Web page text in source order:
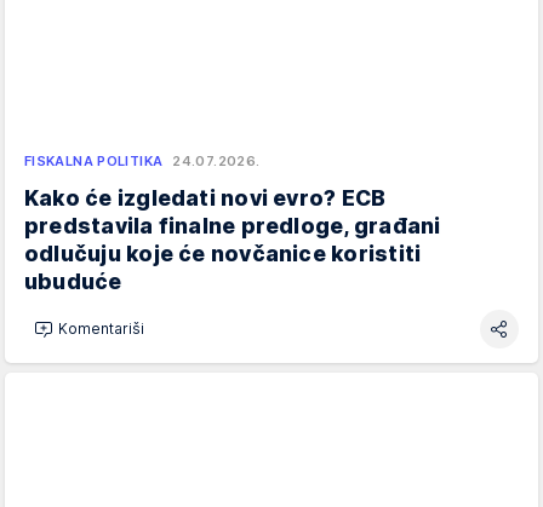
FISKALNA POLITIKA 24.07.2026.
Kako će izgledati novi evro? ECB
predstavila finalne predloge, građani
odlučuju koje će novčanice koristiti
ubuduće
Komentariši